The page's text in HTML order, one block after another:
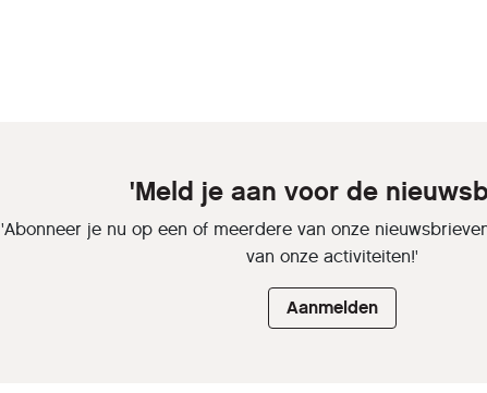
'Meld je aan voor de
'Abonneer je nu op een of meerdere van onze
van onze activiteiten!'
Aanmelden